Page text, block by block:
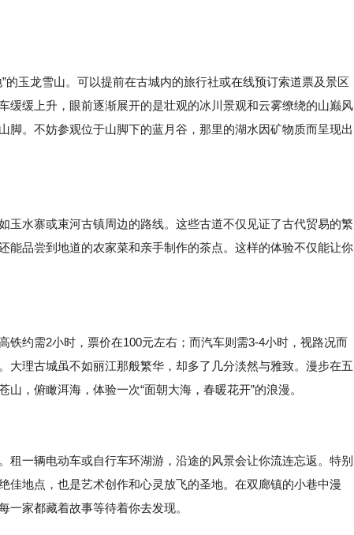
的玉龙雪山。可以提前在古城内的旅行社或在线预订索道票及景区
缓缓上升，眼前逐渐展开的是壮观的冰川景观和云雾缭绕的山巅风
脚。不妨参观位于山脚下的蓝月谷，那里的湖水因矿物质而呈现出
玉水寨或束河古镇周边的路线。这些古道不仅见证了古代贸易的繁
能品尝到地道的农家菜和亲手制作的茶点。这样的体验不仅能让你
铁约需2小时，票价在100元左右；而汽车则需3-4小时，视路况而
大理古城虽不如丽江那般繁华，却多了几分淡然与雅致。漫步在五
，俯瞰洱海，体验一次“面朝大海，春暖花开”的浪漫。
租一辆电动车或自行车环湖游，沿途的风景会让你流连忘返。特别
佳地点，也是艺术创作和心灵放飞的圣地。在双廊镇的小巷中漫
一家都藏着故事等待着你去发现。